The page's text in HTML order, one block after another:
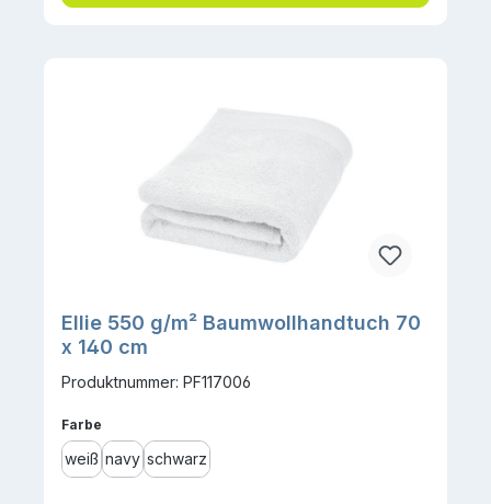
Ellie 550 g/m² Baumwollhandtuch 70
x 140 cm
Produktnummer: PF117006
Farbe
weiß navy schwarz